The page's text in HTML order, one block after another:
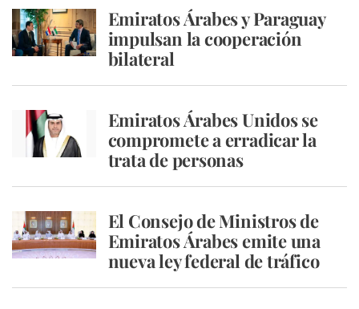
Emiratos Árabes y Paraguay
impulsan la cooperación
bilateral
Emiratos Árabes Unidos se
compromete a erradicar la
trata de personas
El Consejo de Ministros de
Emiratos Árabes emite una
nueva ley federal de tráfico